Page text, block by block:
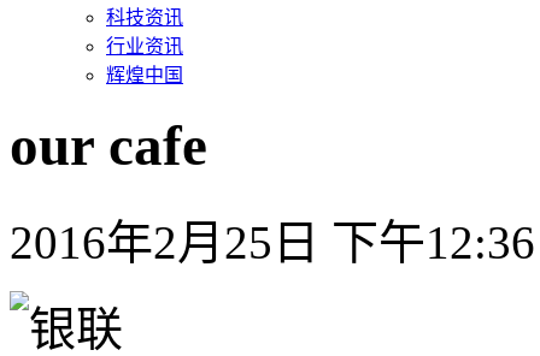
科技资讯
行业资讯
辉煌中国
our cafe
2016年2月25日 下午12:36